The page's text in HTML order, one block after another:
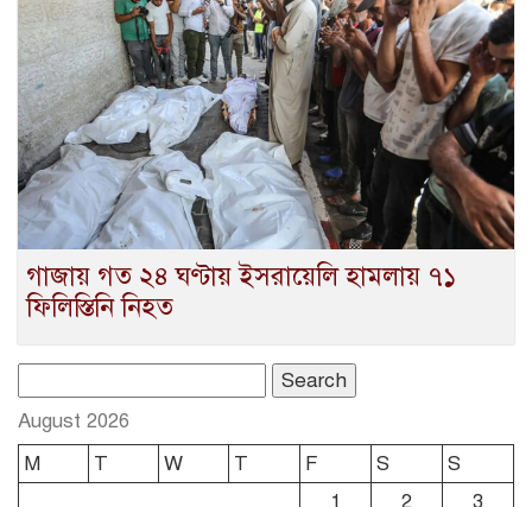
গাজায় গত ২৪ ঘণ্টায় ইসরায়েলি হামলায় ৭১
ফিলিস্তিনি নিহত
for:
August 2026
M
T W T F S
S